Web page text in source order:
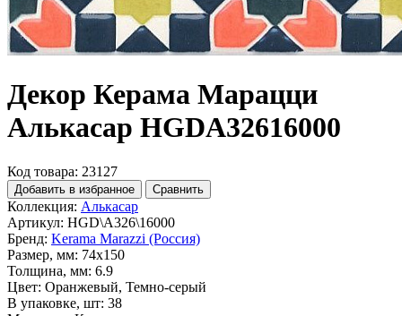
Декор Керама Марацци
Алькасар HGDA32616000
Код товара: 23127
Добавить в избранное Сравнить
Коллекция: Алькасар
Артикул: HGD\A326\16000
Бренд: Kerama Marazzi (Россия)
Размер, мм: 74x150
Толщина, мм: 6.9
Цвет: Оранжевый, Темно-серый
В упаковке, шт: 38